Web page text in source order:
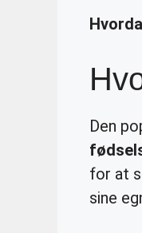
Den
for at
sine